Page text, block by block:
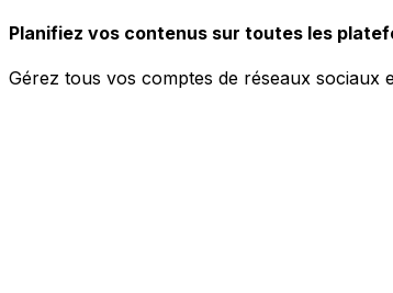
Planifiez vos contenus sur toutes les
Gérez tous vos comptes de réseaux sociaux